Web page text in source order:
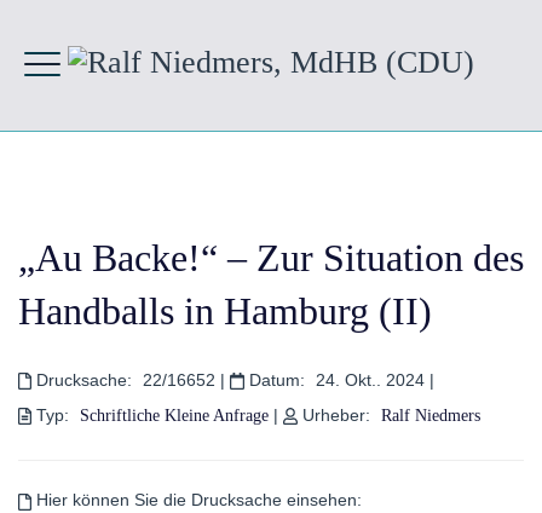
„Au Backe!“ – Zur Situation des
Handballs in Hamburg (II)
Drucksache: 22/16652 | Datum: 24. Okt.. 2024 |
Typ:
Schriftliche Kleine Anfrage | Urheber: Ralf Niedmers
Hier können Sie die Drucksache einsehen: